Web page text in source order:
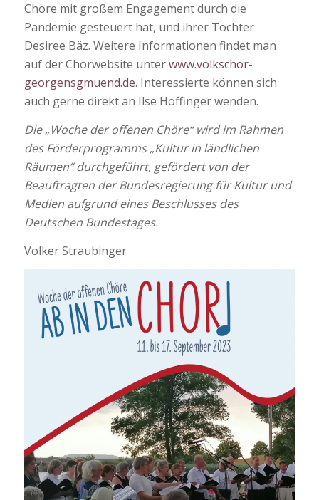
Chöre mit großem Engagement durch die
Pandemie gesteuert hat, und ihrer Tochter
Desiree Bäz. Weitere Informationen findet man
auf der Chorwebsite unterwww.volkschor-
georgensgmuend.de. Interessierte können sich
auch gerne direkt an Ilse Hoffinger wenden.
Die „Woche der offenen Chöre“ wird im Rahmen
des Förderprogramms „Kultur in ländlichen
Räumen“ durchgeführt, gefördert von der
Beauftragten der Bundesregierung für Kultur und
Medien aufgrund eines Beschlusses des
Deutschen Bundestages.
Volker Straubinger